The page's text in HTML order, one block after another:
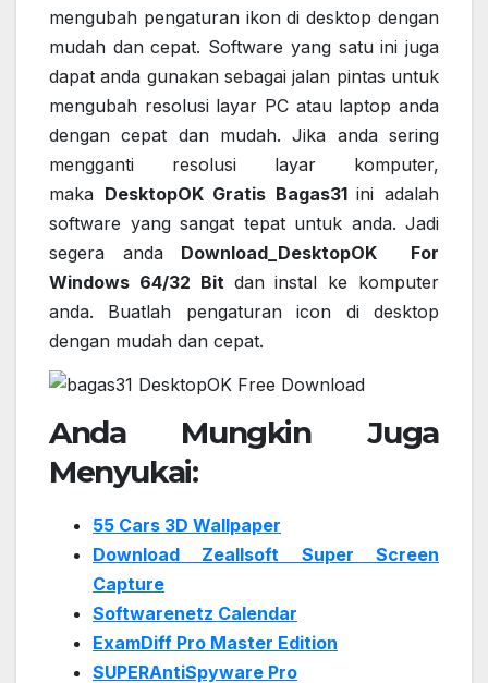
mengubah pengaturan ikon di desktop dengan
mudah dan cepat. Software yang satu ini juga
dapat anda gunakan sebagai jalan pintas untuk
mengubah resolusi layar PC atau laptop anda
dengan cepat dan mudah. Jika anda sering
mengganti resolusi layar komputer,
maka DesktopOK Gratis Bagas31ini adalah
software yang sangat tepat untuk anda. Jadi
segera anda Download_DesktopOK For
Windows 64/32 Bit dan instal ke komputer
anda. Buatlah pengaturan icon di desktop
dengan mudah dan cepat.
Anda Mungkin Juga
Menyukai:
55 Cars 3D Wallpaper
Download Zeallsoft Super Screen
Capture
Softwarenetz Calendar
ExamDiff Pro Master Edition
SUPERAntiSpyware Pro